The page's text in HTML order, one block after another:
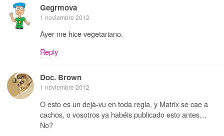
Gegrmova
1 noviembre 2012
Ayer me hice vegetariano.
Reply
Doc. Brown
1 noviembre 2012
O esto es un dejà-vu en toda regla, y Matrix se cae a
cachos, o vosotros ya habéis publicado esto antes…
No?